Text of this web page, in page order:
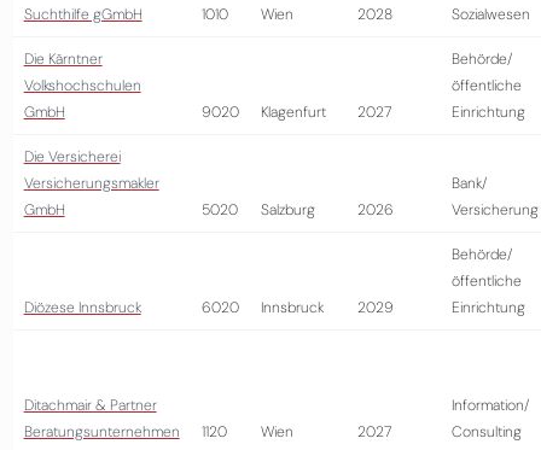
Suchthilfe gGmbH
1010 Wien 2028
Sozialwesen
Die Kärntner
Volkshochschulen
GmbH
9020 Klagenfurt 2027
Behörde/
öffentliche
Einrichtung
Die Versicherei
Versicherungsmakler
GmbH
5020 Salzburg 2026
Bank/
Versicherung
Diözese Innsbruck 6020 Innsbruck 2029
Behörde/
öffentliche
Einrichtung
Ditachmair & Partner
Beratungsunternehmen
1120 Wien 2027
Information/
Consulting